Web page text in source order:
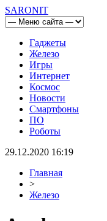
SARONIT
Гаджеты
Железо
Игры
Интернет
Космос
Новости
Смартфоны
ПО
Роботы
29.12.2020 16:19
Главная
>
Железо